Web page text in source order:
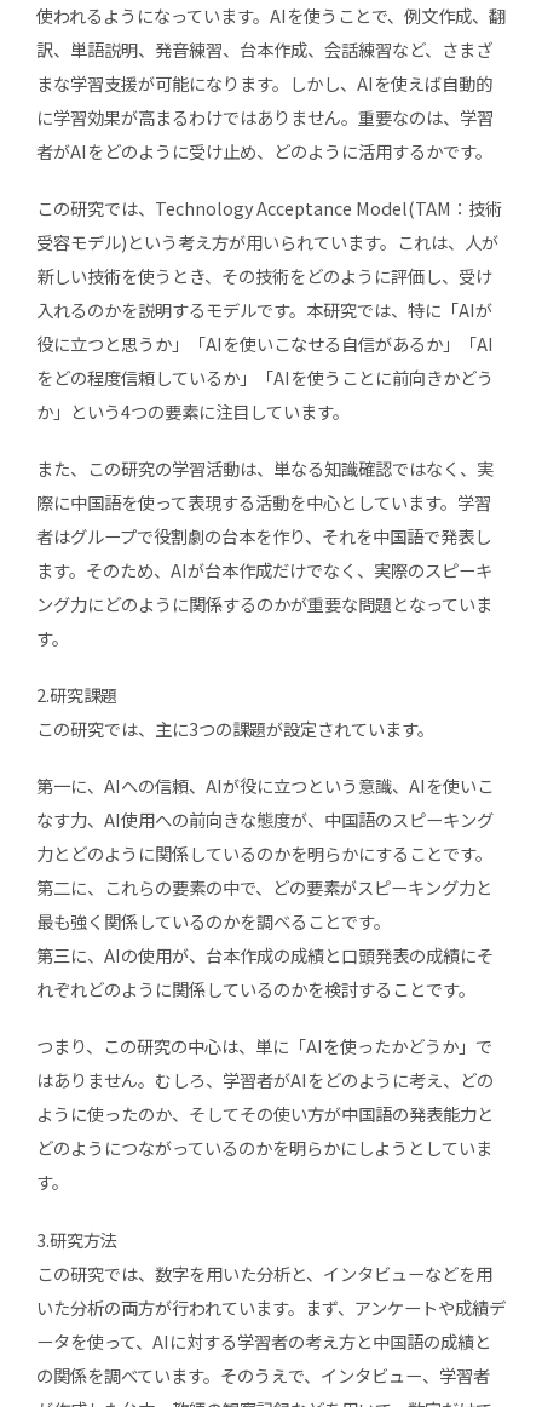
使われるようになっています。AIを使うことで、例文作成、翻
訳、単語説明、発音練習、台本作成、会話練習など、さまざ
まな学習支援が可能になります。しかし、AIを使えば自動的
に学習効果が高まるわけではありません。重要なのは、学習
者がAIをどのように受け止め、どのように活用するかです。
この研究では、Technology Acceptance Model(TAM：技術
受容モデル)という考え方が用いられています。これは、人が
新しい技術を使うとき、その技術をどのように評価し、受け
入れるのかを説明するモデルです。本研究では、特に「AIが
役に立つと思うか」「AIを使いこなせる自信があるか」「AI
をどの程度信頼しているか」「AIを使うことに前向きかどう
か」という4つの要素に注目しています。
また、この研究の学習活動は、単なる知識確認ではなく、実
際に中国語を使って表現する活動を中心としています。学習
者はグループで役割劇の台本を作り、それを中国語で発表し
ます。そのため、AIが台本作成だけでなく、実際のスピーキ
ング力にどのように関係するのかが重要な問題となっていま
す。
2.研究課題
この研究では、主に3つの課題が設定されています。
第一に、AIへの信頼、AIが役に立つという意識、AIを使いこ
なす力、AI使用への前向きな態度が、中国語のスピーキング
力とどのように関係しているのかを明らかにすることです。
第二に、これらの要素の中で、どの要素がスピーキング力と
最も強く関係しているのかを調べることです。
第三に、AIの使用が、台本作成の成績と口頭発表の成績にそ
れぞれどのように関係しているのかを検討することです。
つまり、この研究の中心は、単に「AIを使ったかどうか」で
はありません。むしろ、学習者がAIをどのように考え、どの
ように使ったのか、そしてその使い方が中国語の発表能力と
どのようにつながっているのかを明らかにしようとしていま
す。
3.研究方法
この研究では、数字を用いた分析と、インタビューなどを用
いた分析の両方が行われています。まず、アンケートや成績デ
ータを使って、AIに対する学習者の考え方と中国語の成績と
の関係を調べています。そのうえで、インタビュー、学習者